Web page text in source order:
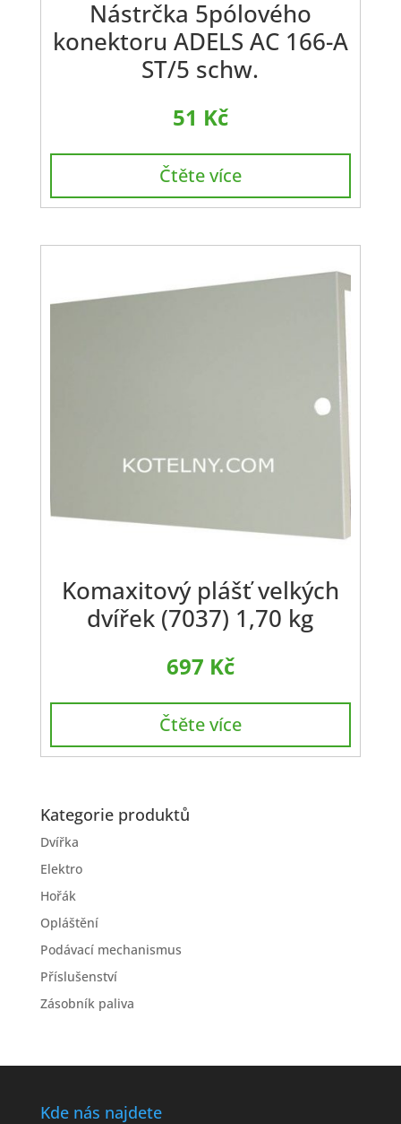
Nástrčka 5pólového
konektoru ADELS AC 166-A
ST/5 schw.
51 Kč
Čtěte více
Komaxitový plášť velkých
dvířek (7037) 1,70 kg
697 Kč
Čtěte více
Kategorie produktů
Dvířka
Elektro
Hořák
Opláštění
Podávací mechanismus
Příslušenství
Zásobník paliva
Kde nás najdete